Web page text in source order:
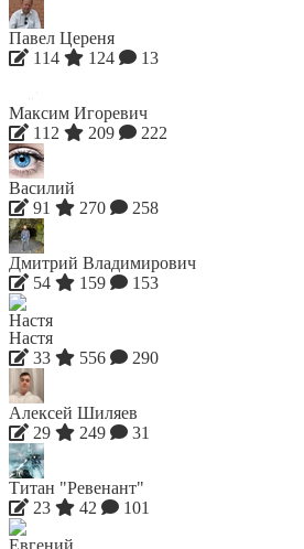
Павел Цереня
114
124 13
Максим Игоревич
112
209 222
Василий
91
270 258
Дмитрий Владимирович
54
159 153
Настя
33
556 290
Алексей Шиляев
29
249 31
Титан "Ревенант"
23
42 101